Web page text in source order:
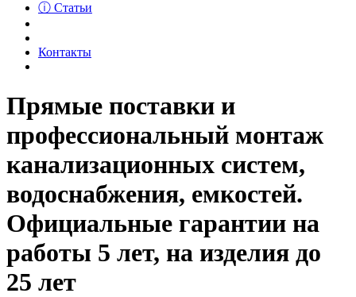
ⓘ Статьи
Контакты
Прямые поставки и
профессиональный монтаж
канализационных систем,
водоснабжения, емкостей.
Официальные гарантии на
работы 5 лет, на изделия до
25 лет